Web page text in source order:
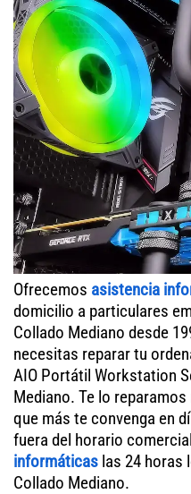
Ofrecemos asistencia
domicilio a particulares
Collado Mediano desde
necesitas reparar tu
AIO Portátil Workstation
Mediano. Te lo
que más te convenga en
fuera del horario
informáticas las 24 horas
Collado Mediano.